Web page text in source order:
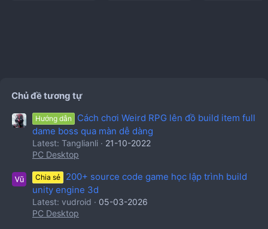
Chủ đề tương tự
Hướng dẫn
Cách chơi Weird RPG lên đồ build item full
dame boss qua màn dễ dàng
Latest: Tanglianli
21-10-2022
PC Desktop
Chia sẻ
200+ source code game học lập trình build
unity engine 3d
Latest: vudroid
05-03-2026
PC Desktop